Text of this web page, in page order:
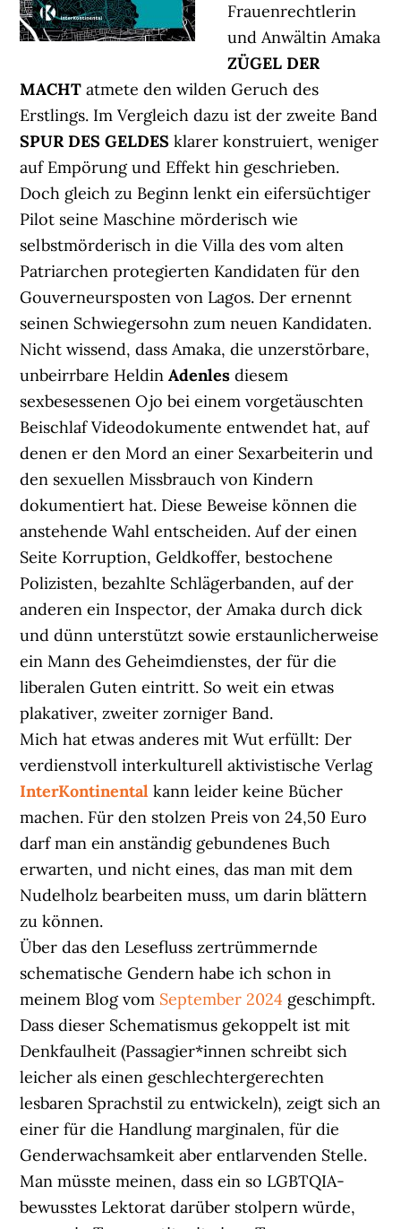
Frauenrechtlerin
und Anwältin Amaka
ZÜGEL DER
MACHTatmete den wilden Geruch des
Erstlings. Im Vergleich dazu ist der zweite Band
SPUR DES GELDESklarer konstruiert, weniger
auf Empörung und Effekt hin geschrieben.
Doch gleich zu Beginn lenkt ein eifersüchtiger
Pilot seine Maschine mörderisch wie
selbstmörderisch in die Villa des vom alten
Patriarchen protegierten Kandidaten für den
Gouverneursposten von Lagos. Der ernennt
seinen Schwiegersohn zum neuen Kandidaten.
Nicht wissend, dass Amaka, die unzerstörbare,
unbeirrbare HeldinAdenlesdiesem
sexbesessenen Ojo bei einem vorgetäuschten
Beischlaf Videodokumente entwendet hat, auf
denen er den Mord an einer Sexarbeiterin und
den sexuellen Missbrauch von Kindern
dokumentiert hat. Diese Beweise können die
anstehende Wahl entscheiden. Auf der einen
Seite Korruption, Geldkoffer, bestochene
Polizisten, bezahlte Schlägerbanden, auf der
anderen ein Inspector, der Amaka durch dick
und dünn unterstützt sowie erstaunlicherweise
ein Mann des Geheimdienstes, der für die
liberalen Guten eintritt. So weit ein etwas
plakativer, zweiter zorniger Band.
Mich hat etwas anderes mit Wut erfüllt: Der
verdienstvoll interkulturell aktivistische Verlag
InterKontinental kann leider keine Bücher
machen. Für den stolzen Preis von 24,50 Euro
darf man ein anständig gebundenes Buch
erwarten, und nicht eines, das man mit dem
Nudelholz bearbeiten muss, um darin blättern
zu können.
Über das den Lesefluss zertrümmernde
schematische Gendern habe ich schon in
meinem Blog vom September 2024 geschimpft.
Dass dieser Schematismus gekoppelt ist mit
Denkfaulheit (Passagier*innen schreibt sich
leicher als einen geschlechtergerechten
lesbaren Sprachstil zu entwickeln), zeigt sich an
einer für die Handlung marginalen, für die
Genderwachsamkeit aber entlarvenden Stelle.
Man müsste meinen, dass ein so LGBTQIA-
bewusstes Lektorat darüber stolpern würde,